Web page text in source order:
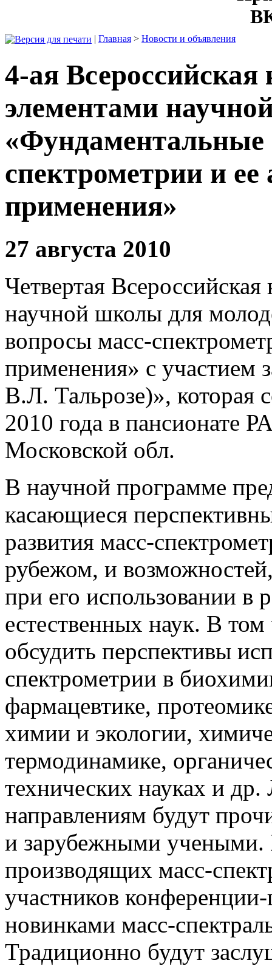
| Главная > Новости и объявления
4-ая
элементами
«Фундаментальные
спектрометрии и ее
применения»
27 августа 2010
Четвертая
научной школы для
вопросы масс-
применения» с участием
В.Л. Тальрозе)», которая
2010 года в пансионате
Московской обл.
В научной программе
касающиеся
развития масс-
рубежом, и
при его использовании в
естественных наук. В том
обсудить перспективы
спектрометрии в
фармацевтике,
химии и экологии,
термодинамике,
технических науках и
направлениям будут
и зарубежными учеными.
производящих масс-
участников
новинками масс-
Традиционно будут